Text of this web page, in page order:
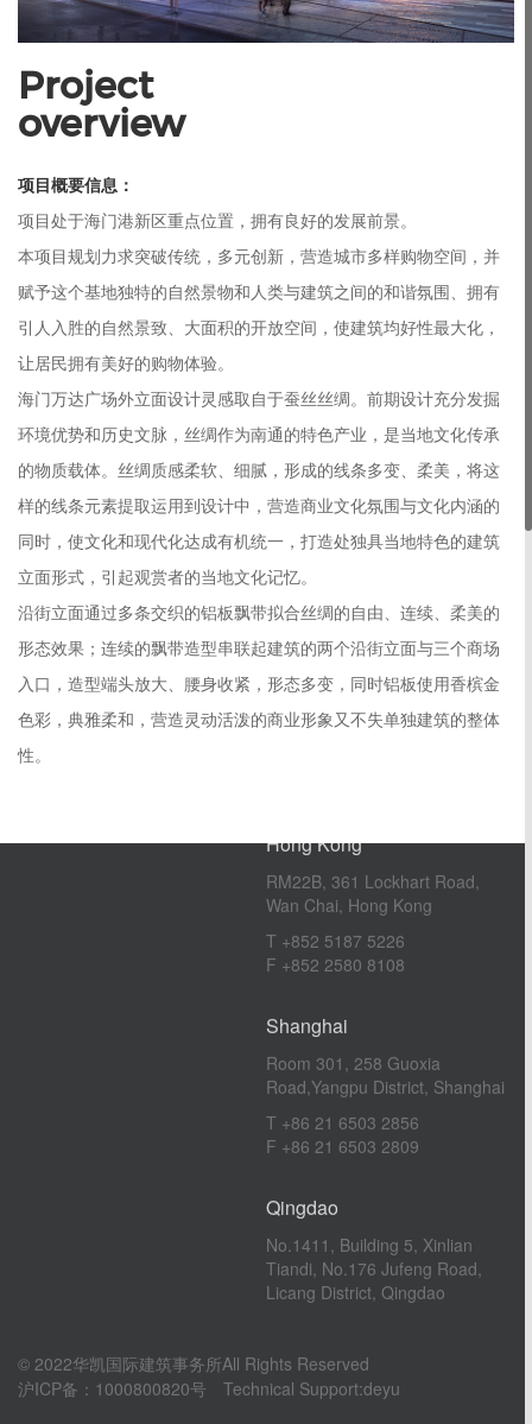
Project
overview
项目概要信息：
项目处于海门港新区重点位置，拥有良好的发展前景。
本项目规划力求突破传统，多元创新，营造城市多样购物空间，并
赋予这个基地独特的自然景物和人类与建筑之间的和谐氛围、拥有
引人入胜的自然景致、大面积的开放空间，使建筑均好性最大化，
让居民拥有美好的购物体验。
海门万达广场外立面设计灵感取自于蚕丝丝绸。前期设计充分发掘
环境优势和历史文脉，丝绸作为南通的特色产业，是当地文化传承
的物质载体。丝绸质感柔软、细腻，形成的线条多变、柔美，将这
样的线条元素提取运用到设计中，营造商业文化氛围与文化内涵的
同时，使文化和现代化达成有机统一，打造处独具当地特色的建筑
立面形式，引起观赏者的当地文化记忆。
沿街立面通过多条交织的铝板飘带拟合丝绸的自由、连续、柔美的
形态效果；连续的飘带造型串联起建筑的两个沿街立面与三个商场
入口，造型端头放大、腰身收紧，形态多变，同时铝板使用香槟金
色彩，典雅柔和，营造灵动活泼的商业形象又不失单独建筑的整体
性。
London
2nd Floor, 145-157 St.John
Hong Kong
RM22B, 361 Lockhart Road,
Wan Chai, Hong Kong
T +852 5187 5226
F +852 2580 8108
Shanghai
Room 301, 258 Guoxia
Road,Yangpu District, Shanghai
T +86 21 6503 2856
F +86 21 6503 2809
Qingdao
No.1411, Building 5, Xinlian
Tiandi, No.176 Jufeng Road,
Licang District, Qingdao
© 2022华凯国际建筑事务所All Rights Reserved
沪ICP备：1000800820号
Technical Support:deyu